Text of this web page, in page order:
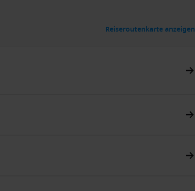
Reiseroutenkarte anzeigen